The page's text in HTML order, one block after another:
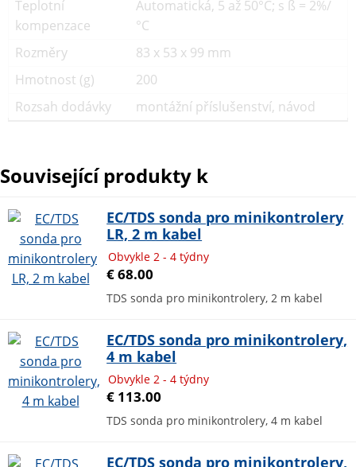
Teplotní
kompenzace
Automatická, 5 až 50°C; s ß = 2%/
°C
Rozměry
83 x 53 x 99 mm
Hmotnost (g)
200
Rozsah dodávky
montážní příslušenství, návod
Související produkty k
EC/TDS sonda pro minikontrolery
LR, 2 m kabel
Obvykle 2 - 4 týdny
€ 68.00
TDS sonda pro minikontrolery, 2 m kabel
EC/TDS sonda pro minikontrolery,
4 m kabel
Obvykle 2 - 4 týdny
€ 113.00
TDS sonda pro minikontrolery, 4 m kabel
EC/TDS sonda pro minikontrolery,